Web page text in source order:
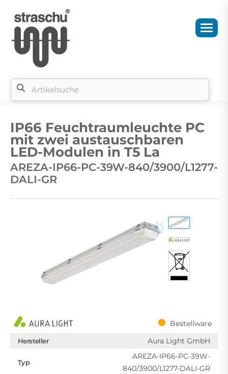
IP66 Feuchtraumleuchte PC
mit zwei austauschbaren
LED-Modulen in T5 La
AREZA-IP66-PC-39W-840/3900/L1277-
DALI-GR
Bestellware
Hersteller Aura Light GmbH
Typ
AREZA-IP66-PC-39W-
840/3900/L1277-DALI-GR